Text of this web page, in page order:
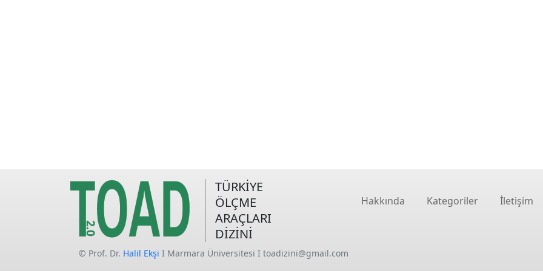
TÜRKİYE
ÖLÇME
ARAÇLARI
DİZİNİ
Hakkında Kategoriler İletişim
© Prof. Dr. Halil Ekşi I Marmara Üniversitesi I toadizini@gmail.com